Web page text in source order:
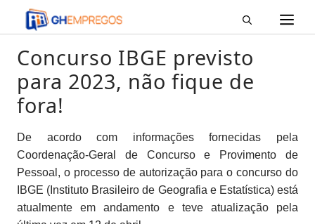
Pular
para
conteúdo
Concurso IBGE previsto
para 2023, não fique de
fora!
De acordo com informações fornecidas pela
Coordenação-Geral de Concurso e Provimento de
Pessoal, o processo de autorização para o concurso do
IBGE (Instituto Brasileiro de Geografia e Estatística) está
atualmente em andamento e teve atualização pela